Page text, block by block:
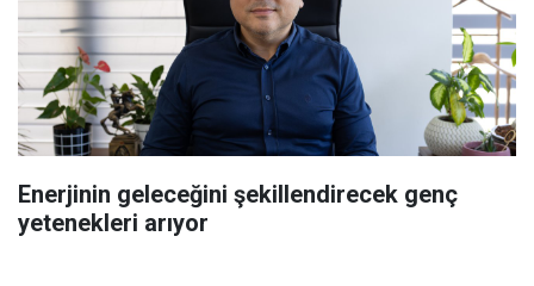
Enerjinin geleceğini şekillendirecek genç
yetenekleri arıyor